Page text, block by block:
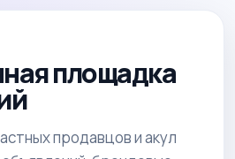
площадка
продавцов и акул